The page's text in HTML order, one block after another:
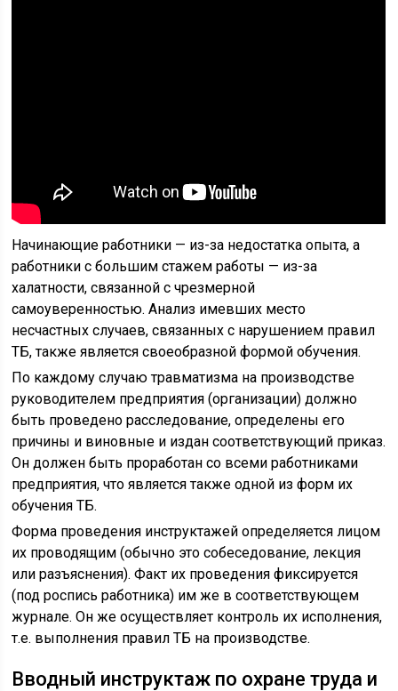
Начинающие работники — из-за недостатка опыта, а
работники с большим стажем работы — из-за
халатности, связанной с чрезмерной
самоуверенностью. Анализ имевших место
несчастных случаев, связанных с нарушением правил
ТБ, также является своеобразной формой обучения.
По каждому случаю травматизма на производстве
руководителем предприятия (организации) должно
быть проведено расследование, определены его
причины и виновные и издан соответствующий приказ.
Он должен быть проработан со всеми работниками
предприятия, что является также одной из форм их
обучения ТБ.
Форма проведения инструктажей определяется лицом
их проводящим (обычно это собеседование, лекция
или разъяснения). Факт их проведения фиксируется
(под роспись работника) им же в соответствующем
журнале. Он же осуществляет контроль их исполнения,
т.е. выполнения правил ТБ на производстве.
Вводный инструктаж по охране труда и